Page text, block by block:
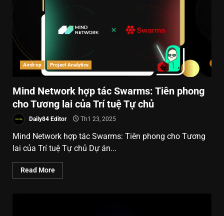
Airdrop Project Analytics
Mind Network hợp tác Swarms: Tiên phong
cho Tương lai của Trí tuệ Tự chủ
Daily84 Editor Th1 23, 2025
Mind Network hợp tác Swarms: Tiên phong cho Tương
lai của Trí tuệ Tự chủ Dự án...
Read More